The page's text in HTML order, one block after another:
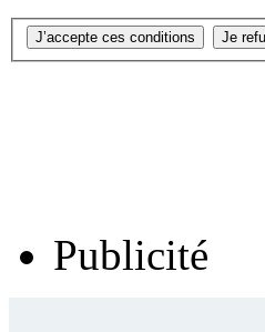
Publicité